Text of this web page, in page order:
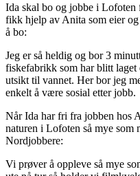
Ida skal bo og jobbe i Lofoten
fikk hjelp av Anita som eier
å bo:
Jeg er så heldig og bor 3
fiskefabrikk som har blitt
utsikt til vannet. Her bor jeg
enkelt å være sosial etter jobb.
Når Ida har fri fra jobben hos
naturen i Lofoten så mye som
Nordjobbere:
Vi prøver å oppleve så mye